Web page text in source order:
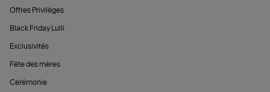
Offres Privilèges
Black Friday Lulli
Exclusivités
Fête des mères
Cérémonie